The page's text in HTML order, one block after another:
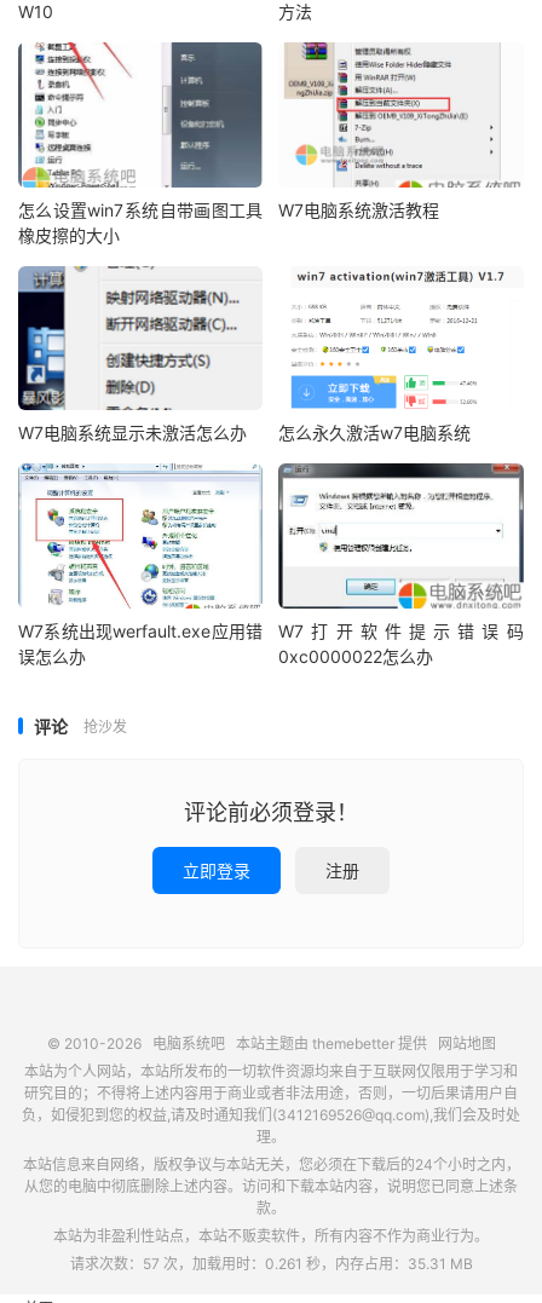
W10
方法
怎么设置win7系统自带画图工具
橡皮擦的大小
W7电脑系统激活教程
W7电脑系统显示未激活怎么办 怎么永久激活w7电脑系统
W7系统出现werfault.exe应用错
误怎么办
W7打开软件提示错误码
0xc0000022怎么办
评论 抢沙发
评论前必须登录！
立即登录 注册
© 2010-2026 电脑系统吧本站主题由 themebetter提供
网站地图
本站为个人网站，本站所发布的一切软件资源均来自于互联网仅限用于学习和
研究目的；不得将上述内容用于商业或者非法用途，否则，一切后果请用户自
负，如侵犯到您的权益,请及时通知我们(3412169526@qq.com),我们会及时处
理。
本站信息来自网络，版权争议与本站无关，您必须在下载后的24个小时之内，
从您的电脑中彻底删除上述内容。访问和下载本站内容，说明您已同意上述条
款。
本站为非盈利性站点，本站不贩卖软件，所有内容不作为商业行为。
请求次数：57 次，加载用时：0.261 秒，内存占用：35.31 MB